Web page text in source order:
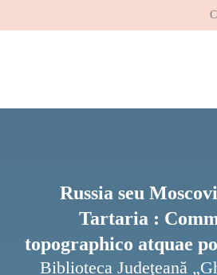
Russia seu
Tartaria :
topographico atquae
Biblioteca Judeţeană